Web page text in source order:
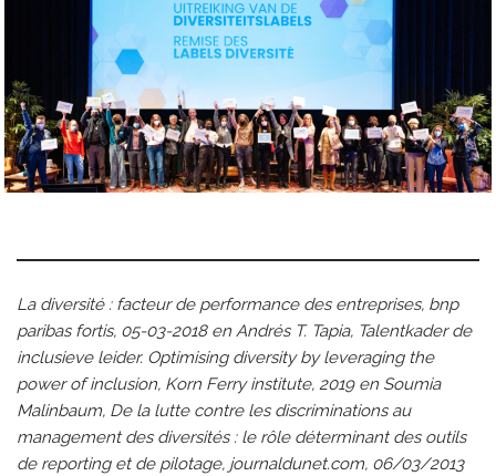
La diversité : facteur de performance des entreprises, bnp
paribas fortis, 05-03-2018 en Andrés T. Tapia, Talentkader de
inclusieve leider. Optimising diversity by leveraging the
power of inclusion, Korn Ferry institute, 2019 en Soumia
Malinbaum, De la lutte contre les discriminations au
management des diversités : le rôle déterminant des outils
de reporting et de pilotage, journaldunet.com, 06/03/2013